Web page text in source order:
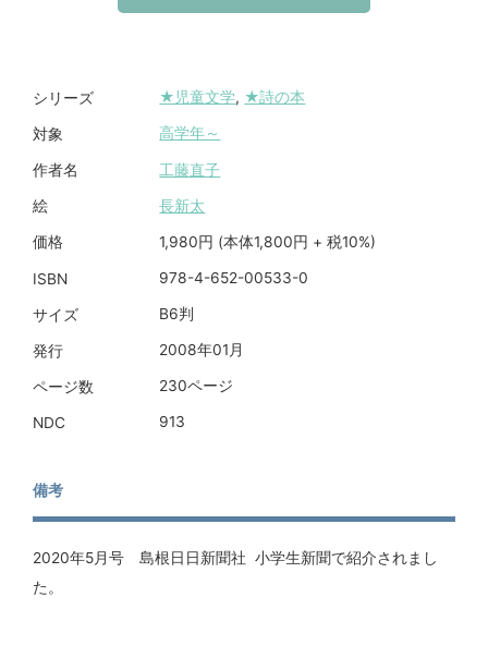
シリーズ ★児童文学, ★詩の本
対象 高学年～
作者名 工藤直子
絵 長新太
価格 1,980円 (本体1,800円 + 税10%)
ISBN 978-4-652-00533-0
サイズ B6判
発行 2008年01月
ページ数 230ページ
NDC 913
備考
2020年5月号 島根日日新聞社 小学生新聞で紹介されまし
た。